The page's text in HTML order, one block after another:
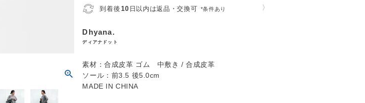
到着後 10 日以内は返品・交換可 *条件あり 〉
Dhyana.
ディアナドット
素材：合成皮革 ゴム 中敷き / 合成皮革
ソール：前3.5 後5.0cm
MADE IN CHINA